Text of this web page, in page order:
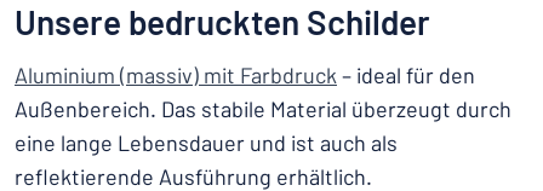
Unsere bedruckten Schilder
Aluminium (massiv) mit Farbdruck – ideal für den
Außenbereich. Das stabile Material überzeugt durch
eine lange Lebensdauer und ist auch als
reflektierende Ausführung erhältlich.